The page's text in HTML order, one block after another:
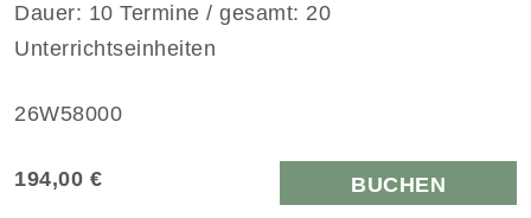
Dauer: 10 Termine / gesamt: 20
Unterrichtseinheiten
26W58000
194,00 € BUCHEN